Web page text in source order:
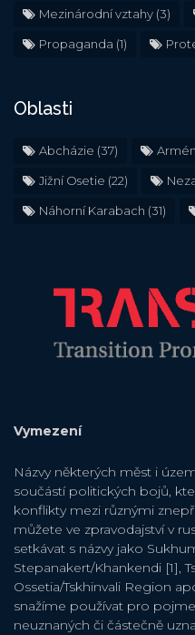
Mezinárodní vztahy (3)
Propaganda (1)
Oblasti
Abcházie (37)
Jižní Osetie (22)
Náhorní Karabach (31)
Vymezení
Názvy některých měst i
součástí politických bojů,
konflikty mezi různými
můžete ve zpravodajství v
setkávat s názvy jako
Stepanakert/Khankendi [1],
Ossetia/Tskhinvali Region
snažíme používat pro
neuznaných či částečně